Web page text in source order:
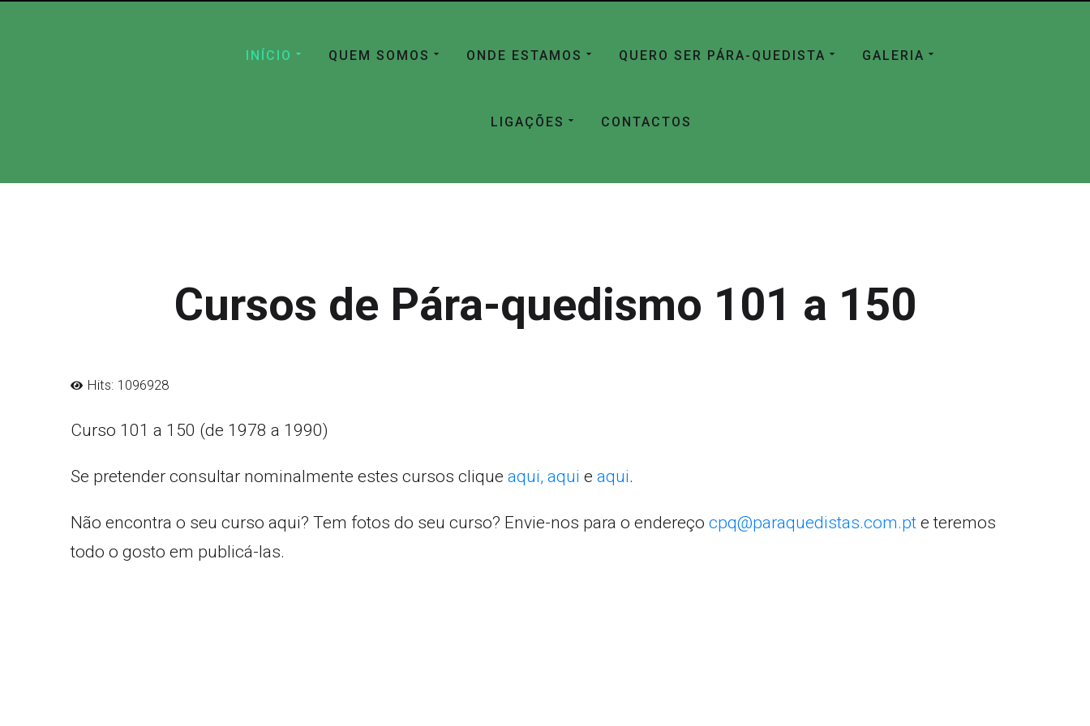
INÍCIO QUEM SOMOS ONDE ESTAMOS QUERO SER PÁRA-QUEDISTA GALERIA
LIGAÇÕES CONTACTOS
Cursos de Pára-quedismo 101 a 150
Hits: 1096928
Curso 101 a 150 (de 1978 a 1990)
Se pretender consultar nominalmente estes cursos clique aqui, aqui e aqui.
Não encontra o seu curso aqui? Tem fotos do seu curso? Envie-nos para o endereço cpq@paraquedistas.com.pt e teremos
todo o gosto em publicá-las.